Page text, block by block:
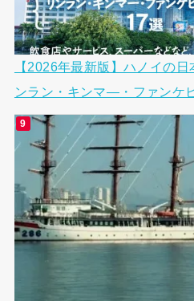
【2026年最新版】ハノイの
ンラン・キンマ―・ファンケ